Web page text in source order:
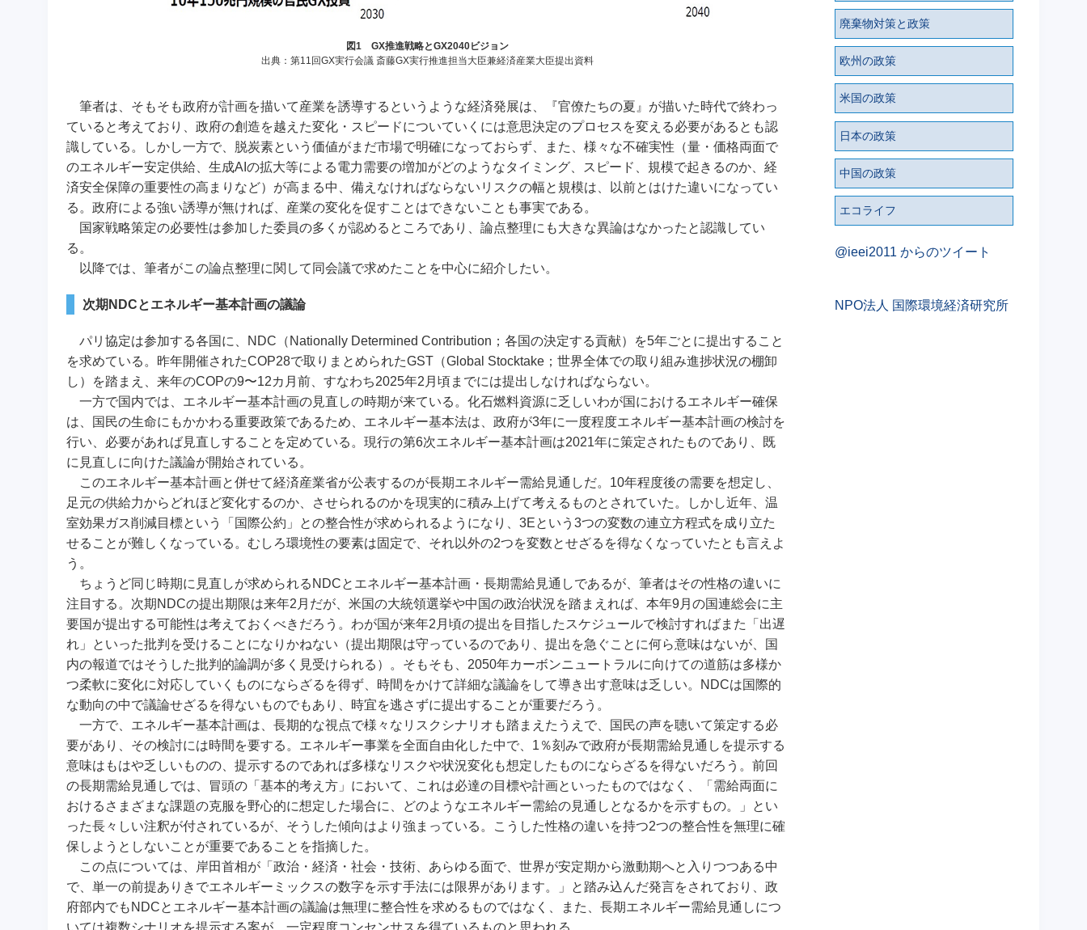
図1 GX推進戦略とGX2040ビジョン
出典：第11回GX実行会議 斎藤GX実行推進担当大臣兼経済産業大臣提出資料
筆者は、そもそも政府が計画を描いて産業を誘導するというような経済発展は、『官僚たちの夏』が描いた時代で終わっ
ていると考えており、政府の創造を越えた変化・スピードについていくには意思決定のプロセスを変える必要があるとも認
識している。しかし一方で、脱炭素という価値がまだ市場で明確になっておらず、また、様々な不確実性（量・価格両面で
のエネルギー安定供給、生成AIの拡大等による電力需要の増加がどのようなタイミング、スピード、規模で起きるのか、経
済安全保障の重要性の高まりなど）が高まる中、備えなければならないリスクの幅と規模は、以前とはけた違いになってい
る。政府による強い誘導が無ければ、産業の変化を促すことはできないことも事実である。
国家戦略策定の必要性は参加した委員の多くが認めるところであり、論点整理にも大きな異論はなかったと認識してい
る。
以降では、筆者がこの論点整理に関して同会議で求めたことを中心に紹介したい。
次期NDCとエネルギー基本計画の議論
パリ協定は参加する各国に、NDC（Nationally Determined Contribution；各国の決定する貢献）を5年ごとに提出すること
を求めている。昨年開催されたCOP28で取りまとめられたGST（Global Stocktake；世界全体での取り組み進捗状況の棚卸
し）を踏まえ、来年のCOPの9〜12カ月前、すなわち2025年2月頃までには提出しなければならない。
一方で国内では、エネルギー基本計画の見直しの時期が来ている。化石燃料資源に乏しいわが国におけるエネルギー確保
は、国民の生命にもかかわる重要政策であるため、エネルギー基本法は、政府が3年に一度程度エネルギー基本計画の検討を
行い、必要があれば見直しすることを定めている。現行の第6次エネルギー基本計画は2021年に策定されたものであり、既
に見直しに向けた議論が開始されている。
このエネルギー基本計画と併せて経済産業省が公表するのが長期エネルギー需給見通しだ。10年程度後の需要を想定し、
足元の供給力からどれほど変化するのか、させられるのかを現実的に積み上げて考えるものとされていた。しかし近年、温
室効果ガス削減目標という「国際公約」との整合性が求められるようになり、3Eという3つの変数の連立方程式を成り立た
せることが難しくなっている。むしろ環境性の要素は固定で、それ以外の2つを変数とせざるを得なくなっていたとも言えよ
う。
ちょうど同じ時期に見直しが求められるNDCとエネルギー基本計画・長期需給見通しであるが、筆者はその性格の違いに
注目する。次期NDCの提出期限は来年2月だが、米国の大統領選挙や中国の政治状況を踏まえれば、本年9月の国連総会に主
要国が提出する可能性は考えておくべきだろう。わが国が来年2月頃の提出を目指したスケジュールで検討すればまた「出遅
れ」といった批判を受けることになりかねない（提出期限は守っているのであり、提出を急ぐことに何ら意味はないが、国
内の報道ではそうした批判的論調が多く見受けられる）。そもそも、2050年カーボンニュートラルに向けての道筋は多様か
つ柔軟に変化に対応していくものにならざるを得ず、時間をかけて詳細な議論をして導き出す意味は乏しい。NDCは国際的
な動向の中で議論せざるを得ないものでもあり、時宜を逃さずに提出することが重要だろう。
一方で、エネルギー基本計画は、長期的な視点で様々なリスクシナリオも踏まえたうえで、国民の声を聴いて策定する必
要があり、その検討には時間を要する。エネルギー事業を全面自由化した中で、1％刻みで政府が長期需給見通しを提示する
意味はもはや乏しいものの、提示するのであれば多様なリスクや状況変化も想定したものにならざるを得ないだろう。前回
の長期需給見通しでは、冒頭の「基本的考え方」において、これは必達の目標や計画といったものではなく、「需給両面に
おけるさまざまな課題の克服を野心的に想定した場合に、どのようなエネルギー需給の見通しとなるかを示すもの。」とい
った長々しい注釈が付されているが、そうした傾向はより強まっている。こうした性格の違いを持つ2つの整合性を無理に確
保しようとしないことが重要であることを指摘した。
この点については、岸田首相が「政治・経済・社会・技術、あらゆる面で、世界が安定期から激動期へと入りつつある中
で、単一の前提ありきでエネルギーミックスの数字を示す手法には限界があります。」と踏み込んだ発言をされており、政
府部内でもNDCとエネルギー基本計画の議論は無理に整合性を求めるものではなく、また、長期エネルギー需給見通しにつ
いては複数シナリオを提示する案が、一定程度コンセンサスを得ているものと思われる。
廃棄物対策と政策
欧州の政策
米国の政策
日本の政策
中国の政策
エコライフ
@ieei2011 からのツイート
NPO法人 国際環境経済研究所